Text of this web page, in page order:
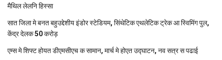
मैथिल लेलनि हिस्सा
सात जिला मे बनत बहुउद्देशीय इंडोर स्‍टेडि‍यम, सिंथेटिक एथलेटिक ट्रेक आ स्विमिंग पुल,
केंद्र देलक 50 करोड़
एम्स मे शिफ्ट होयत डीएमसीएच क सामान, मार्च मे होएत उद्घाटन, नव सत्र स पढाई